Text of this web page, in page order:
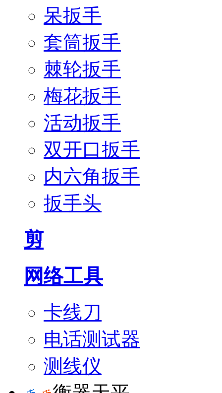
呆扳手
套筒扳手
棘轮扳手
梅花扳手
活动扳手
双开口扳手
内六角扳手
扳手头
剪
网络工具
卡线刀
电话测试器
测线仪